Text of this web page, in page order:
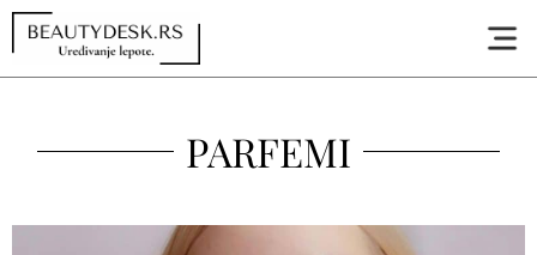
PARFEMI